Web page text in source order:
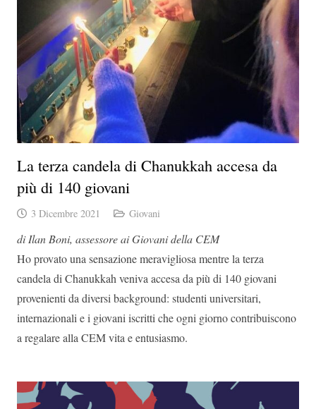
La terza candela di Chanukkah accesa da
più di 140 giovani
3 Dicembre 2021 Giovani
di Ilan Boni, assessore ai Giovani della CEM
Ho provato una sensazione meravigliosa mentre la terza
candela di Chanukkah veniva accesa da più di 140 giovani
provenienti da diversi background: studenti universitari,
internazionali e i giovani iscritti che ogni giorno contribuiscono
a regalare alla CEM vita e entusiasmo.